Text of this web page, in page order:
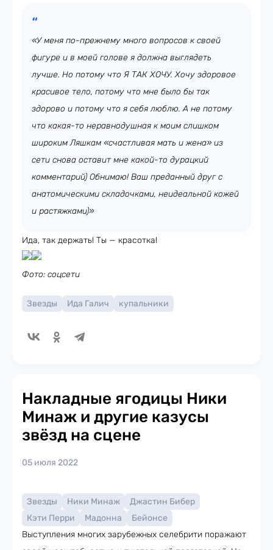
«У меня по-прежнему много вопросов к своей
фигуре и в моей голове я должна выглядеть
лучше. Но потому что Я ТАК ХОЧУ. Хочу здоровое
красивое тело, потому что мне было бы так
здорово и потому что я себя люблю. А не потому
что какая-то неравнодушная к моим слишком
широким Ляшкам «счастливая мать и жена» из
сети снова оставит мне какой-то дурацкий
комментарий) Обнимаю! Ваш преданный друг с
анатомическими складочками, неидеальной кожей
и растяжками)»
Ида, так держать! Ты — красотка!
Фото: соцсети
Звезды Ида Галич купальники
Накладные ягодицы Ники
Минаж и другие казусы
звёзд на сцене
05 июля 2022
Звезды Ники Минаж
Джастин Бибер
Кэти Перри
Мадонна
Бейонсе
Выступления многих зарубежных селебрити поражают